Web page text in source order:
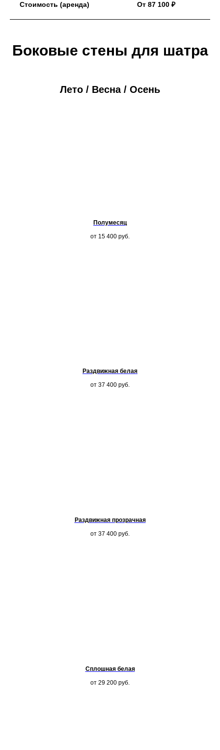
Стоимость (аренда) От 87 100 ₽
Боковые стены для шатра
Лето / Весна / Осень
Полумесяц
от 15 400 руб.
Раздвижная белая
от 37 400 руб.
Раздвижная прозрачная
от 37 400 руб.
Сплошная белая
от 29 200 руб.